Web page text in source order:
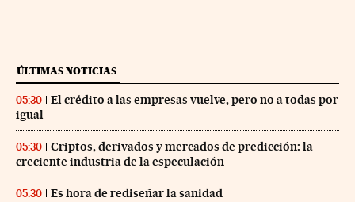
ÚLTIMAS NOTICIAS
05:30
El crédito a las empresas vuelve, pero no a todas por
igual
05:30
Criptos, derivados y mercados de predicción: la
creciente industria de la especulación
05:30 Es hora de rediseñar la sanidad